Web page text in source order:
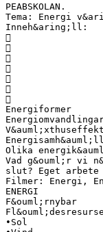
PEABSKOLAN.
Tema: Energi
Inneh&aring;ll:







Energiformer
V&auml;xthuseffekt
Olika
Vad g&ouml;r vi
slut? Eget arbete
Filmer: Energi,
ENERGI
F&ouml;rnybar
•Sol